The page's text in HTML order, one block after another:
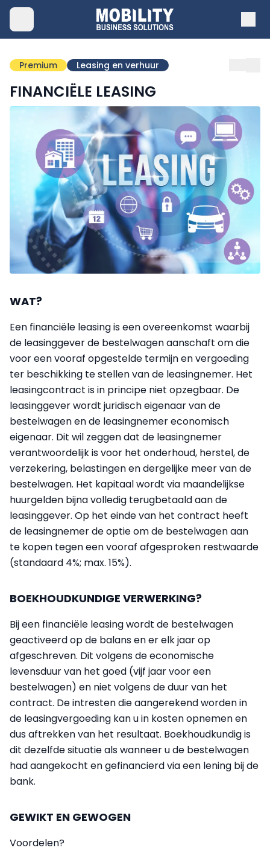
Premium Leasing en verhuur
FINANCIËLE LEASING
WAT?
Een financiële leasing is een overeenkomst waarbij
de leasinggever de bestelwagen aanschaft om die
voor een vooraf opgestelde termijn en vergoeding
ter beschikking te stellen van de leasingnemer. Het
leasingcontract is in principe niet opzegbaar. De
leasinggever wordt juridisch eigenaar van de
bestelwagen en de leasingnemer economisch
eigenaar. Dit wil zeggen dat de leasingnemer
verantwoordelijk is voor het onderhoud, herstel, de
verzekering, belastingen en dergelijke meer van de
bestelwagen. Het kapitaal wordt via maandelijkse
huurgelden bijna volledig terugbetaald aan de
leasinggever. Op het einde van het contract heeft
de leasingnemer de optie om de bestelwagen aan
te kopen tegen een vooraf afgesproken restwaarde
(standaard 4%; max. 15%).
BOEKHOUDKUNDIGE VERWERKING?
Bij een financiële leasing wordt de bestelwagen
geactiveerd op de balans en er elk jaar op
afgeschreven. Dit volgens de economische
levensduur van het goed (vijf jaar voor een
bestelwagen) en niet volgens de duur van het
contract. De intresten die aangerekend worden in
de leasingvergoeding kan u in kosten opnemen en
dus aftrekken van het resultaat. Boekhoudkundig is
dit dezelfde situatie als wanneer u de bestelwagen
had aangekocht en gefinancierd via een lening bij de
bank.
GEWIKT EN GEWOGEN
Voordelen?